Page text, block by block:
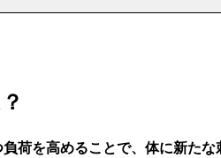
負荷を高めることで、体に新たな